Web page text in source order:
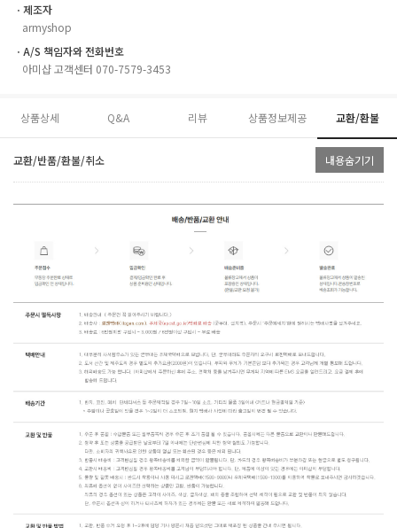
ㆍ제조자
armyshop
ㆍA/S 책임자와 전화번호
아미샵 고객센터 070-7579-3453
상품상세 Q&A 리뷰 상품정보제공 교환/환불
교환/반품/환불/취소 내용숨기기